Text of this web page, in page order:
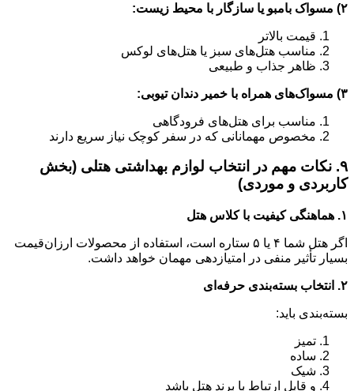
۲) مسواک بامبو یا سازگار با محیط زیست:
قیمت بالاتر
مناسب هتل‌های سبز یا هتل‌های لوکس
ظاهر جذاب و طبیعی
۳) مسواک‌های همراه با خمیر دندان تیوبی:
مناسب برای هتل‌های فرودگاهی
مخصوص مهمانانی که در سفر کوچک نیاز سریع دارند
۹. نکات مهم در انتخاب لوازم بهداشتی هتلی (بخش
کاربردی و موردی)
۱. هماهنگی کیفیت با کلاس هتل
اگر هتل شما ۴ یا ۵ ستاره است، استفاده از محصولات ارزان‌قیمت
بسیار تأثیر منفی در امتیازدهی مهمان خواهد داشت.
۲. انتخاب بسته‌بندی حرفه‌ای
بسته‌بندی باید:
تمیز
ساده
شیک
و قابل ارتباط با برند هتل باشد